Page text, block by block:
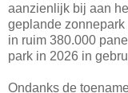
aanzienlijk bij aan
geplande
in ruim 380.000
park in 2026 in
Ondanks de